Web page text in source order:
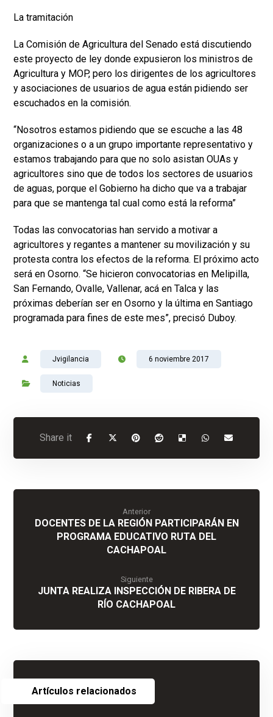
La tramitación
La Comisión de Agricultura del Senado está discutiendo
este proyecto de ley donde expusieron los ministros de
Agricultura y MOP, pero los dirigentes de los agricultores
y asociaciones de usuarios de agua están pidiendo ser
escuchados en la comisión.
“Nosotros estamos pidiendo que se escuche a las 48
organizaciones o a un grupo importante representativo y
estamos trabajando para que no solo asistan OUAs y
agricultores sino que de todos los sectores de usuarios
de aguas, porque el Gobierno ha dicho que va a trabajar
para que se mantenga tal cual como está la reforma”
Todas las convocatorias han servido a motivar a
agricultores y regantes a mantener su movilización y su
protesta contra los efectos de la reforma. El próximo acto
será en Osorno. “Se hicieron convocatorias en Melipilla,
San Fernando, Ovalle, Vallenar, acá en Talca y las
próximas deberían ser en Osorno y la última en Santiago
programada para fines de este mes”, precisó Duboy.
Jvigilancia 6 noviembre 2017
Noticias
Anterior
DOCENTES DE LA REGIÓN PARTICIPARÁN EN
PROGRAMA EDUCATIVO RUTA DEL
CACHAPOAL
Siguiente
JUNTA REALIZA INSPECCIÓN DE RIBERA DE
RÍO CACHAPOAL
Artículos relacionados